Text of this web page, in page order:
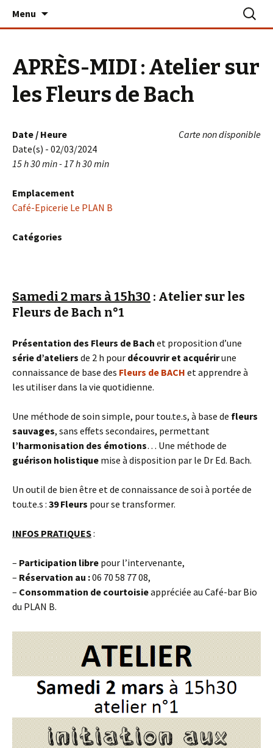
Le PLAN B – La Turballe
Menu
APRÈS-MIDI : Atelier sur
les Fleurs de Bach
Carte non disponible
Date / Heure
Date(s) - 02/03/2024
15 h 30 min - 17 h 30 min
Emplacement
Café-Epicerie Le PLAN B
Catégories
Samedi 2 mars à 15h30 : Atelier sur les
Fleurs de Bach n°1
Présentation des Fleurs de Bach et proposition d’une
série d’ateliers de 2 h pour découvrir et acquérirune
connaissance de base des Fleurs de BACH et apprendre à
les utiliser dans la vie quotidienne.
Une méthode de soin simple, pour tou.te.s, à base de fleurs
sauvages, sans effets secondaires, permettant
l’harmonisation des émotions… Une méthode de
guérison holistique mise à disposition par le Dr Ed. Bach.
Un outil de bien être et de connaissance de soi à portée de
tou.te.s : 39 Fleurs pour se transformer.
INFOS PRATIQUES:
– Participation libre pour l’intervenante,
– Réservation au :06 70 58 77 08,
– Consommation de courtoisieappréciée au Café-bar Bio
du PLAN B.